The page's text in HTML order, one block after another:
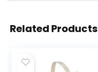
Related Products